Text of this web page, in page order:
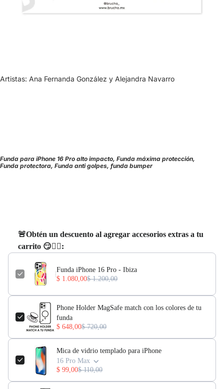
Artistas: Ana Fernanda González y Alejandra Navarro
Funda para iPhone 16 Pro alto impacto, Funda máxima protección,
Funda protectora, Funda anti golpes, funda bumper
🚨Obtén un descuento al agregar accesorios extras a tu
carrito 😏👇🏻:
Funda iPhone 16 Pro - Ibiza
$ 1.080,00$ 1.200,00
Phone Holder MagSafe match con los colores de tu
funda
$ 648,00$ 720,00
Mica de vidrio templado para iPhone
16 Pro Max
$ 99,00$ 110,00